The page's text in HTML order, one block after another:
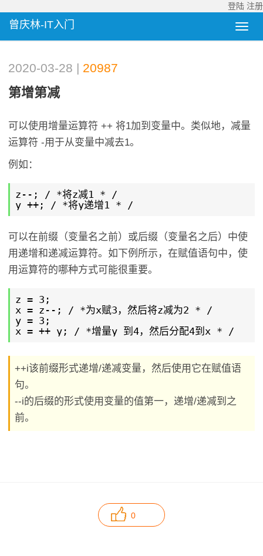
登陆 注册
曾庆林-IT入门
2020-03-28 | 20987
第增第减
可以使用增量运算符 ++ 将1加到变量中。类似地，减量
运算符 -用于从变量中减去1。
例如：
z--; / *将z减1 * /
y ++; / *将y递增1 * /
可以在前缀（变量名之前）或后缀（变量名之后）中使
用递增和递减运算符。如下例所示，在赋值语句中，使
用运算符的哪种方式可能很重要。
z = 3;
x = z--; / *为x赋3，然后将z减为2 * /
y = 3;
x = ++ y; / *增量y 到4，然后分配4到x * /
++i该前缀形式递增/递减变量，然后使用它在赋值语
句。
--i的后缀的形式使用变量的值第一，递增/递减到之
前。
0